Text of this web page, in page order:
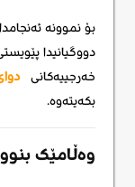
بۆ نموونە
دووگیانیدا
خەرجییەکانی
بکەیتەوە.
وەڵامێک